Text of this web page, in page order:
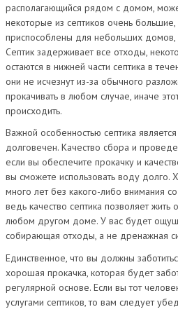
располагающийся рядом с домом,
некоторые из септиков очень
приспособлены для небольших
Септик задерживает все отходы,
остаются в нижней части септика в
они не исчезнут из-за обычного
прокачивать в любом случае, иначе
происходить.
Важной особенностью септика
долговечен. Качество сбора и
если вы обеспечите прокачку и
вы сможете использовать воду долго.
много лет без какого-либо внимания
ведь качество септика позволяет
любом другом доме. У вас будет
собирающая отходы, а не дренажная
Единственное, что вы должны
хорошая прокачка, которая будет
регулярной основе. Если вы тот
услугами септиков, то вам следует